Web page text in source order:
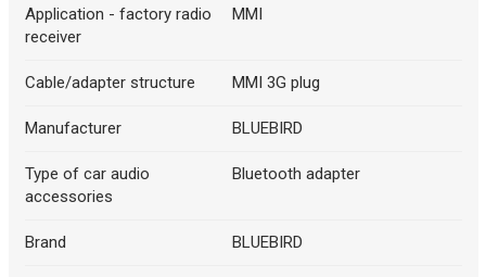
Application - factory radio
receiver
MMI
Cable/adapter structure MMI 3G plug
Manufacturer BLUEBIRD
Type of car audio
accessories
Bluetooth adapter
Brand BLUEBIRD